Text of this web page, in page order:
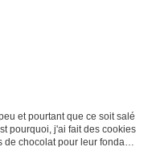
et pourtant que ce soit salé
pourquoi, j'ai fait des cookies
de chocolat pour leur fondant